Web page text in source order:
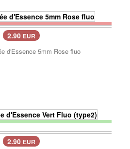
2.90 EUR
d'Essence 5mm Rose fluo
2.90 EUR